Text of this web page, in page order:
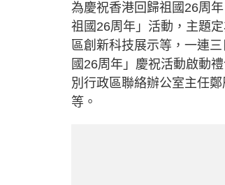
t
e
e
d
:
3
5
.
9
%
為慶祝香港回歸祖國26周
祖國26周年」活動，主題
區創新科技展示等，一連
國26周年」慶祝活動啟動
別行政區聯絡辦公室主任
等。